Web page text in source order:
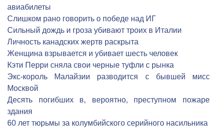
авиабилеты
Слишком рано говорить о победе над ИГ
Сильный дождь и гроза убивают троих в Италии
Личность канадских жертв раскрыта
Женщина взрывается и убивает шесть человек
Кэти Перри сняла свои черные туфли с рынка
Экс-король Малайзии разводится с бывшей мисс
Москвой
Десять погибших в, вероятно, преступном пожаре
здания
60 лет тюрьмы за колумбийского серийного насильника